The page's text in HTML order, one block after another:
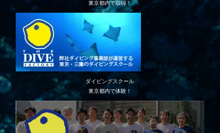
東京都内で取得！
ダイビングスクール
東京都内で体験！